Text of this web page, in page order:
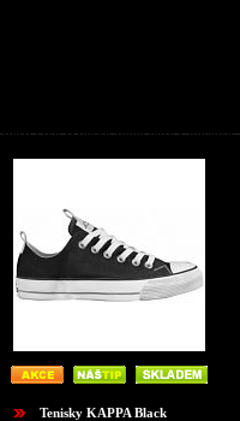
jako Dámské zimní boty Converse
Tenisky KAPPA Black